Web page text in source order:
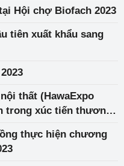
Hội chợ Biofach 2023
tiên xuất khẩu sang
thất (HawaExpo
trong xúc tiến thương
thực hiện chương